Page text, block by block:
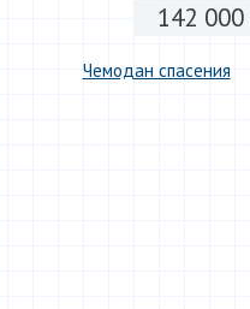
Чемодан спасения
142 000